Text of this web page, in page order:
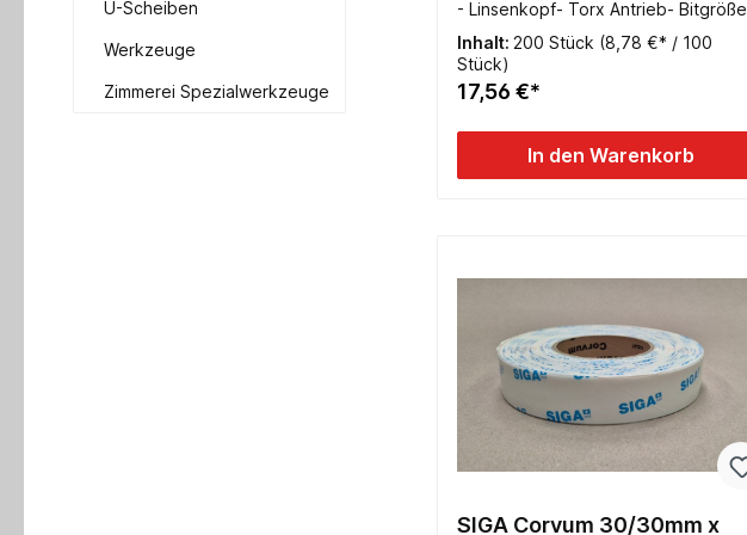
U-Scheiben
Werkzeuge
Zimmerei Spezialwerkzeuge
- Linsenkopf- Torx Antrieb- Bitgröße
TX20- Vollgewinde
Inhalt: 200 Stück (8,78 €* / 100
Stück)
17,56 €*
In den Warenkorb
SIGA Corvum 30/30mm x